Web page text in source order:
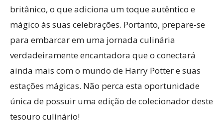
britânico, o que adiciona um toque autêntico e
mágico às suas celebrações. Portanto, prepare-se
para embarcar em uma jornada culinária
verdadeiramente encantadora que o conectará
ainda mais com o mundo de Harry Potter e suas
estações mágicas. Não perca esta oportunidade
única de possuir uma edição de colecionador deste
tesouro culinário!